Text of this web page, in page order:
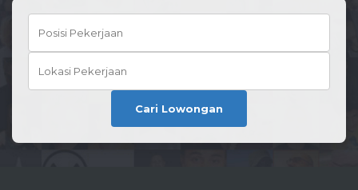
Cari Lowongan